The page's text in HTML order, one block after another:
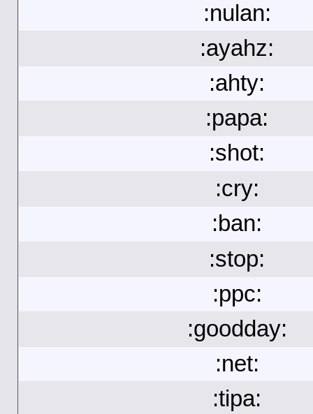
:nulan:
:ayahz:
:ahty:
:papa:
:shot:
:cry:
:ban:
:stop:
:ppc:
:goodday:
:net:
:tipa: